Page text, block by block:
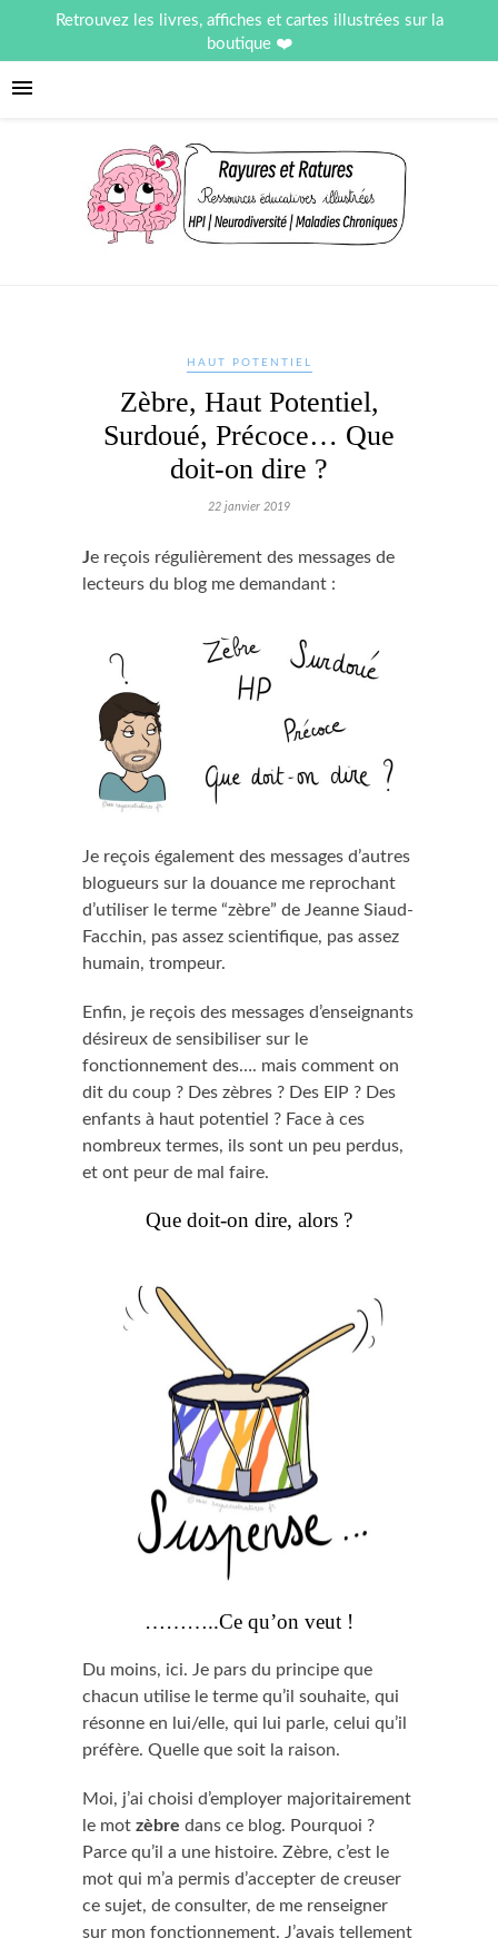
Retrouvez les livres, affiches et cartes illustrées sur la
boutique
HAUT POTENTIEL
Zèbre, Haut Potentiel,
Surdoué, Précoce… Que
doit-on dire ?
22 janvier 2019
Je reçois régulièrement des messages de
lecteurs du blog me demandant :
Je reçois également des messages d’autres
blogueurs sur la douance me reprochant
d’utiliser le terme “zèbre” de Jeanne Siaud-
Facchin, pas assez scientifique, pas assez
humain, trompeur.
Enfin, je reçois des messages d’enseignants
désireux de sensibiliser sur le
fonctionnement des…. mais comment on
dit du coup ? Des zèbres ? Des EIP ? Des
enfants à haut potentiel ? Face à ces
nombreux termes, ils sont un peu perdus,
et ont peur de mal faire.
Que doit-on dire, alors ?
………..Ce qu’on veut !
Du moins, ici. Je pars du principe que
chacun utilise le terme qu’il souhaite, qui
résonne en lui/elle, qui lui parle, celui qu’il
préfère. Quelle que soit la raison.
Moi, j’ai choisi d’employer majoritairement
le mot zèbre dans ce blog. Pourquoi ?
Parce qu’il a une histoire. Zèbre, c’est le
mot qui m’a permis d’accepter de creuser
ce sujet, de consulter, de me renseigner
sur mon fonctionnement. J’avais tellement